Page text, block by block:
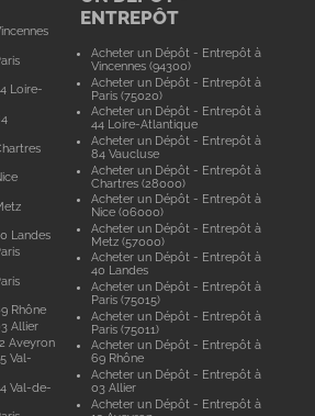
Loire-
Landes
Rhône
Allier
Aveyron
Val-
Val-de-
ENTREPÔT
Acheter un Dépôt - Entrepôt à
Vincennes (94300)
Acheter un Dépôt - Entrepôt à
Paris (75020)
Acheter un Dépôt - Entrepôt à
44 Loire-Atlantique
Acheter un Dépôt - Entrepôt à
84 Vaucluse
Acheter un Dépôt - Entrepôt à
Chartres (28000)
Acheter un Dépôt - Entrepôt à
Nice (06000)
Acheter un Dépôt - Entrepôt à
Metz (57000)
Acheter un Dépôt - Entrepôt à
40 Landes
Acheter un Dépôt - Entrepôt à
Paris (75015)
Acheter un Dépôt - Entrepôt à
Paris (75011)
Acheter un Dépôt - Entrepôt à
69 Rhône
Acheter un Dépôt - Entrepôt à
03 Allier
Acheter un Dépôt - Entrepôt à